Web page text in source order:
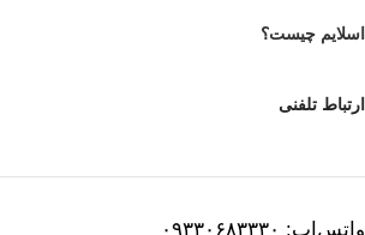
اسلایم چیست؟
ارتباط تلفنی
واتس‌اپ: ۰۹۳۳۰۶۸۳۳۳۰